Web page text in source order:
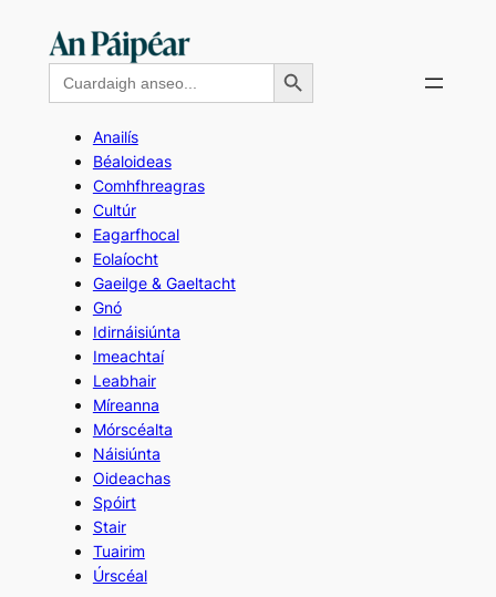
contentSearch
for:
Search Button
Anailís
Béaloideas
Comhfhreagras
Cultúr
Eagarfhocal
Eolaíocht
Gaeilge & Gaeltacht
Gnó
Idirnáisiúnta
Imeachtaí
Leabhair
Míreanna
Mórscéalta
Náisiúnta
Oideachas
Spóirt
Stair
Tuairim
Úrscéal